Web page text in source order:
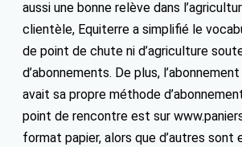
aussi une bonne relève dans
clientèle, Equiterre a simplifié le
de point de chute ni d’agriculture
d’abonnements. De plus,
avait sa propre méthode
point de rencontre est sur
format papier, alors que d’autres